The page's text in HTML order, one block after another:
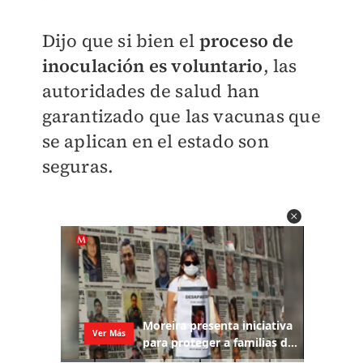
Dijo que si bien el proceso de
inoculación es voluntario, las
autoridades de salud han
garantizado que las vacunas que
se aplican en el estado son
seguras.